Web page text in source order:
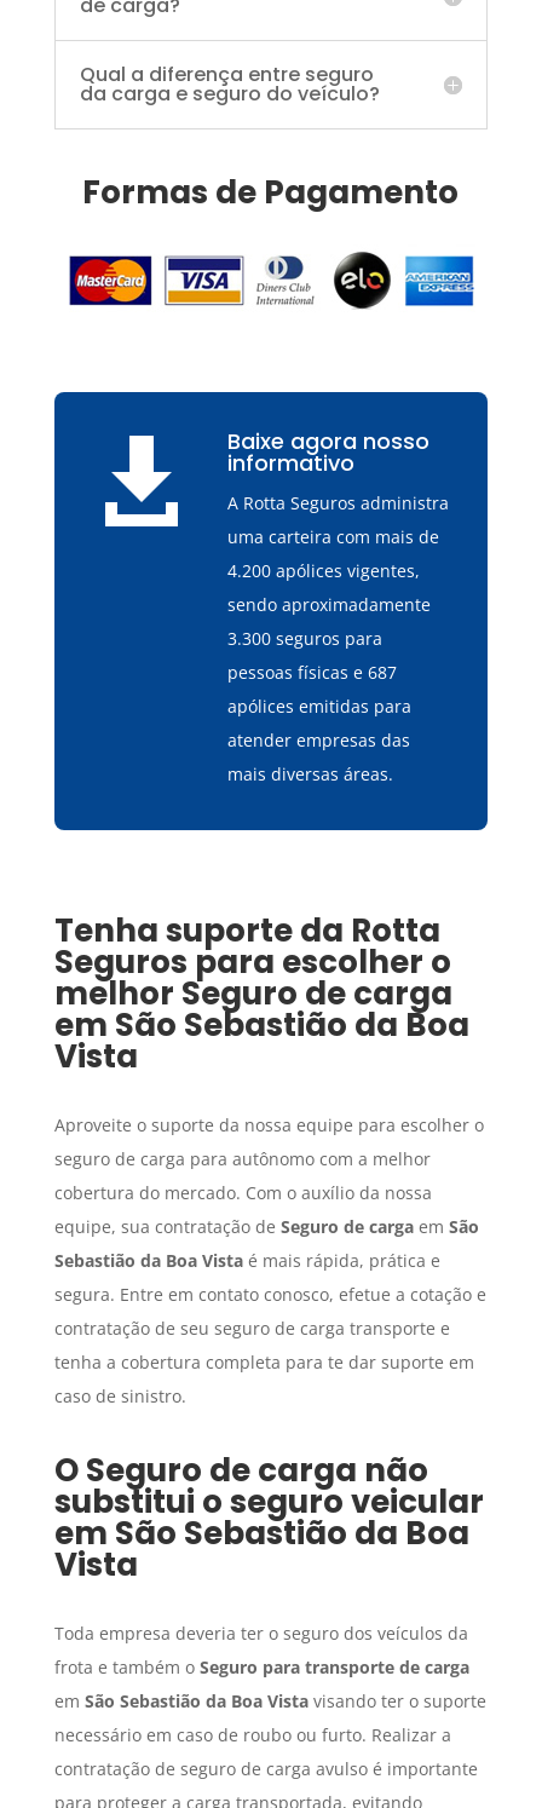
de carga?
Qual a diferença entre seguro
da carga e seguro do veículo?
Formas de Pagamento
 Baixe agora nosso
informativo
A Rotta Seguros administra
uma carteira com mais de
4.200 apólices vigentes,
sendo aproximadamente
3.300 seguros para
pessoas físicas e 687
apólices emitidas para
atender empresas das
mais diversas áreas.
Tenha suporte da Rotta
Seguros para escolher o
melhor Seguro de carga
em São Sebastião da Boa
Vista
Aproveite o suporte da nossa equipe para escolher o
seguro de carga para autônomo com a melhor
cobertura do mercado. Com o auxílio da nossa
equipe, sua contratação de Seguro de cargaem São
Sebastião da Boa Vistaé mais rápida, prática e
segura. Entre em contato conosco, efetue a cotação e
contratação de seu seguro de carga transporte e
tenha a cobertura completa para te dar suporte em
caso de sinistro.
OSeguro de carga não
substitui o seguro veicular
em São Sebastião da Boa
Vista
Toda empresa deveria ter o seguro dos veículos da
frota e também o Seguro para transporte de carga
em São Sebastião da Boa Vistavisando ter o suporte
necessário em caso de roubo ou furto. Realizar a
contratação de seguro de carga avulso é importante
para proteger a carga transportada, evitando